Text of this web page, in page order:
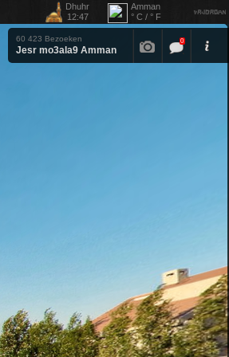
60 423 Bezoeken
Jesr mo3ala9 Amman
0
Amman
° C / ° F
Dhuhr
12:47